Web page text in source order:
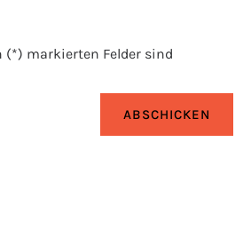
markierten Felder sind
ABSCHICKEN